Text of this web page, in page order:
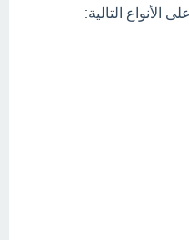
الأنواع التالية: